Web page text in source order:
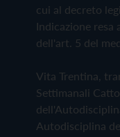
cui al decreto
Indicazione resa
dell'art. 5 del
Vita Trentina,
Settimanali
Autodisciplina